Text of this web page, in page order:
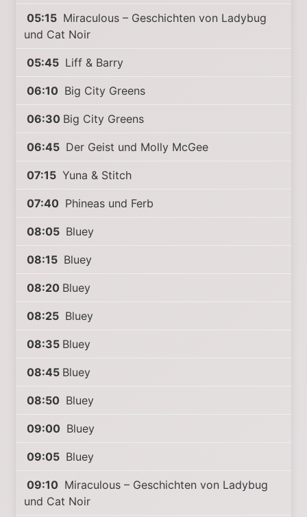
05:15 Miraculous – Geschichten von Ladybug
und Cat Noir
05:45 Liff & Barry
06:10 Big City Greens
06:30 Big City Greens
06:45 Der Geist und Molly McGee
07:15 Yuna & Stitch
07:40 Phineas und Ferb
08:05 Bluey
08:15 Bluey
08:20 Bluey
08:25 Bluey
08:35 Bluey
08:45 Bluey
08:50 Bluey
09:00 Bluey
09:05 Bluey
09:10 Miraculous – Geschichten von Ladybug
und Cat Noir